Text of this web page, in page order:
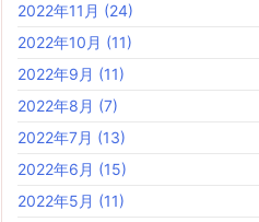
2022年11月 (24)
2022年10月 (11)
2022年9月 (11)
2022年8月 (7)
2022年7月 (13)
2022年6月 (15)
2022年5月 (11)